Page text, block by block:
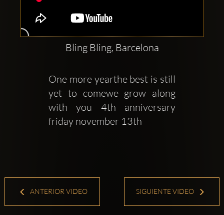
Bling Bling, Barcelona
One more yearthe best is still
yet to comewe grow along
with you 4th anniversary
friday november 13th
ANTERIOR VIDEO SIGUIENTE VIDEO